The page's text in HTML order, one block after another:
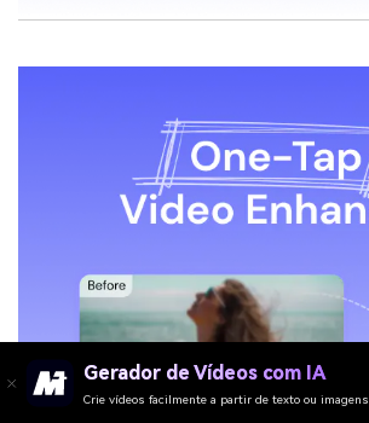
Gerador de Vídeos com IA
Crie vídeos facilmente a partir de texto ou imagens